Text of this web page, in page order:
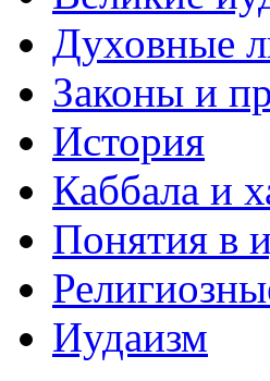
Духовные
Законы и
История
Каббала и
Понятия в
Иудаизм